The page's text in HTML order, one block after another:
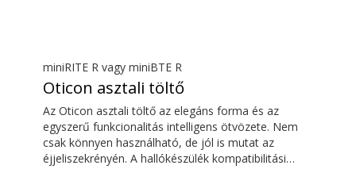
miniRITE R vagy miniBTE R
Oticon asztali töltő
Az Oticon asztali töltő az elegáns forma és az
egyszerű funkcionalitás intelligens ötvözete. Nem
csak könnyen használható, de jól is mutat az
éjjeliszekrényén. A hallókészülék kompatibilitási